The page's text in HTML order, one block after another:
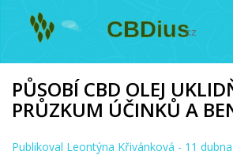
PŮSOBÍ CBD OLEJ
PRŮZKUM ÚČINKŮ A
Publikoval Leontýna Křivánková - 11